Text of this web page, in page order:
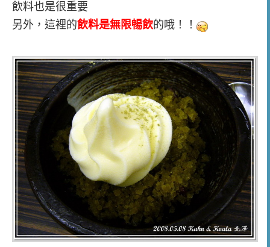
飲料也是很重要
另外，這裡的飲料是無限暢飲的哦！！